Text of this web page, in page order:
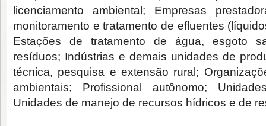
licenciamento ambiental; Empresas
monitoramento e tratamento de efluentes
Estações de tratamento de água, esgoto
resíduos; Indústrias e demais unidades de
técnica, pesquisa e extensão rural;
ambientais; Profissional autônomo;
Unidades de manejo de recursos hídricos e de